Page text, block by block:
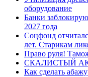
оборудование
Банки
2027 года
Соцфонд
лет. Старикам
Право руля!
СКАЛИСТЫЙ
Как сделать